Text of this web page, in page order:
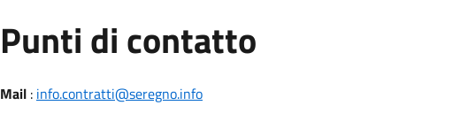
Punti di contatto
Mail: info.contratti@seregno.info